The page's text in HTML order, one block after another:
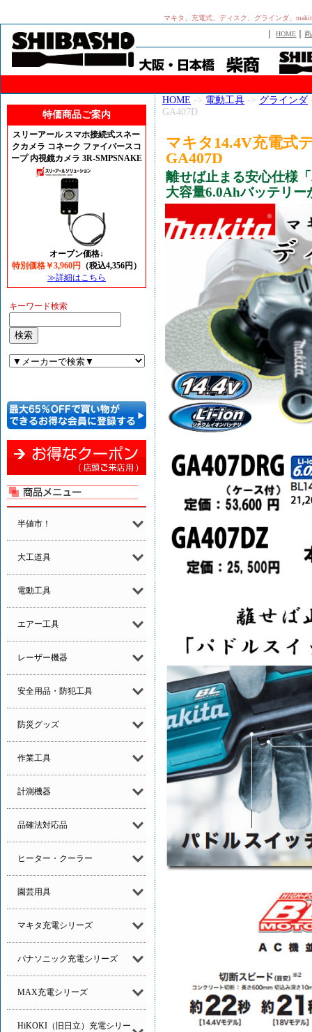
マキタ、充電式、ディスク、グラインダ、
｜HOME ｜
特価商品ご案内
スリーアール スマホ接続式スネー
クカメラ コネーク ファイバースコ
ープ 内視鏡カメラ 3R-SMPSNAKE
オープン価格↓
特別価格￥3,960円
（税込4,356円）
≫詳細はこちら
キーワード検索
半値市！
大工道具
電動工具
エアー工具
レーザー機器
安全用品・防犯工具
防災グッズ
作業工具
計測機器
品確法対応品
ヒーター・クーラー
園芸用具
マキタ充電シリーズ
パナソニック充電シリーズ
MAX充電シリーズ
HiKOKI（旧日立）充電シリー
HOME -> 電動工具 -> グラインダ
GA407D
マキタ14.4V充電式
GA407D
離せば止まる安心仕様
大容量6.0Ahバッテリ